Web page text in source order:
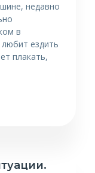
недавно
в
ездить
плакать,